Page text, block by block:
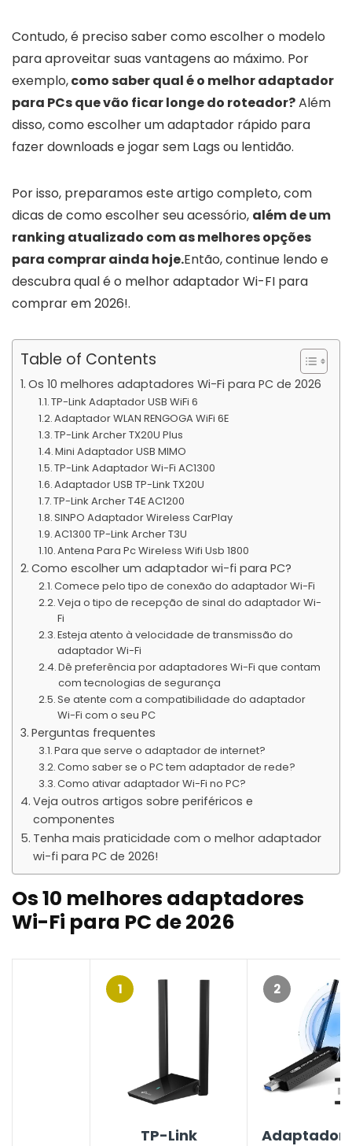
Contudo, é preciso saber como escolher o modelo
para aproveitar suas vantagens ao máximo. Por
exemplo,como saber qual é o melhor adaptador
para PCs que vão ficar longe do roteador?Além
disso, como escolher um adaptador rápido para
fazer downloads e jogar sem Lags ou lentidão.
Por isso, preparamos este artigo completo, com
dicas de como escolher seu acessório, além de um
ranking atualizado com as melhores opções
para comprar ainda hoje.Então, continue lendo e
descubra qual é o melhor adaptador Wi-FI para
comprar em 2026!.
Table of Contents
Os 10 melhores adaptadores Wi-Fi para PC de 2026
TP-Link Adaptador USB WiFi 6
Adaptador WLAN RENGOGA WiFi 6E
TP-Link Archer TX20U Plus
Mini Adaptador USB MIMO
TP-Link Adaptador Wi-Fi AC1300
Adaptador USB TP-Link TX20U
TP-Link Archer T4E AC1200
SINPO Adaptador Wireless CarPlay
AC1300 TP-Link Archer T3U
Antena Para Pc Wireless Wifi Usb 1800
Como escolher um adaptador wi-fi para PC?
Comece pelo tipo de conexão do adaptador Wi-Fi
Veja o tipo de recepção de sinal do adaptador Wi-
Fi
Esteja atento à velocidade de transmissão do
adaptador Wi-Fi
Dê preferência por adaptadores Wi-Fi que contam
com tecnologias de segurança
Se atente com a compatibilidade do adaptador
Wi-Fi com o seu PC
Perguntas frequentes
Para que serve o adaptador de internet?
Como saber se o PC tem adaptador de rede?
Como ativar adaptador Wi-Fi no PC?
Veja outros artigos sobre periféricos e
componentes
Tenha mais praticidade com o melhor adaptador
wi-fi para PC de 2026!
Os 10 melhores adaptadores
Wi-Fi para PC de 2026
1
TP-Link
2
Adaptador